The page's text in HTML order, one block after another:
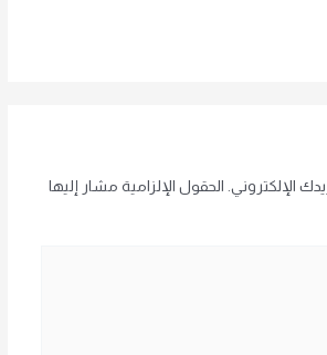
الإلكتروني.
الحقول الإلزامية مشار إليها